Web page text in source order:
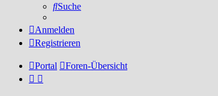
Suche
Anmelden
Registrieren
Portal Foren-Übersicht